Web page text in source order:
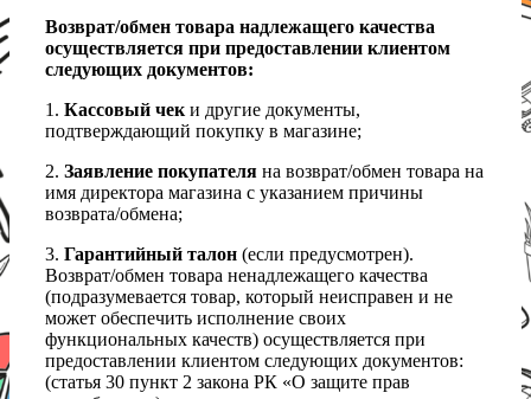
Возврат/обмен товара надлежащего качества
осуществляется при предоставлении клиентом
следующих документов:
1. Кассовый чеки другие документы,
подтверждающий покупку в магазине;
2. Заявление покупателя на возврат/обмен товара на
имя директора магазина с указанием причины
возврата/обмена;
3. Гарантийный талон (если предусмотрен).
Возврат/обмен товара ненадлежащего качества
(подразумевается товар, который неисправен и не
может обеспечить исполнение своих
функциональных качеств) осуществляется при
предоставлении клиентом следующих документов:
(статья 30 пункт 2 закона РК «О защите прав